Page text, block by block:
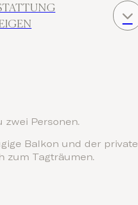
zwei Personen.
Balkon und der private
zum Tagträumen.